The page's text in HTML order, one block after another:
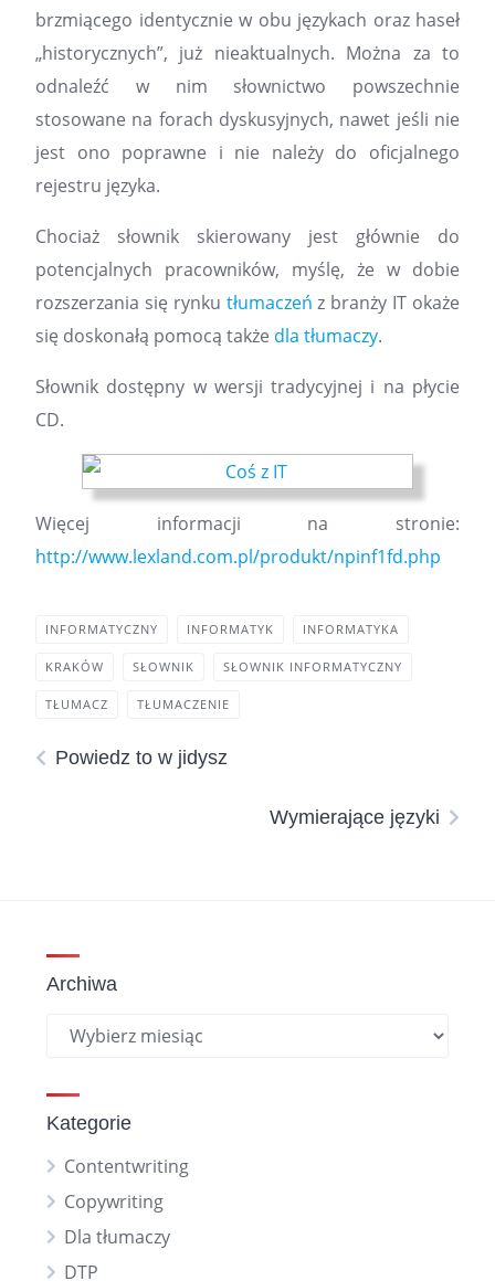
brzmiącego identycznie w obu językach oraz haseł
„historycznych”, już nieaktualnych. Można za to
odnaleźć w nim słownictwo powszechnie
stosowane na forach dyskusyjnych, nawet jeśli nie
jest ono poprawne i nie należy do oficjalnego
rejestru języka.
Chociaż słownik skierowany jest głównie do
potencjalnych pracowników, myślę, że w dobie
rozszerzania się rynku tłumaczeń z branży IT okaże
się doskonałą pomocą także dla tłumaczy.
Słownik dostępny w wersji tradycyjnej i na płycie
CD.
Więcej informacji na stronie:
http://www.lexland.com.pl/produkt/npinf1fd.php
INFORMATYCZNY INFORMATYK INFORMATYKA
KRAKÓW SŁOWNIK SŁOWNIK INFORMATYCZNY
TŁUMACZ TŁUMACZENIE
Powiedz to w jidysz
Wymierające języki
Archiwa
Kategorie
Contentwriting
Copywriting
Dla tłumaczy
DTP